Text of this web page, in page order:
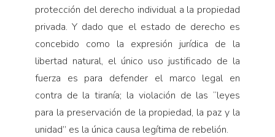
protección del derecho individual a la propiedad
pri­vada. Y dado que el estado de derecho es
concebido como la expresión jurídica de la
libertad natural, el único uso justificado de la
fuerza es para defender el marco legal en
contra de la tiranía; la violación de las “leyes
para la preservación de la propiedad, la paz y la
unidad” es la única causa legítima de rebelión.